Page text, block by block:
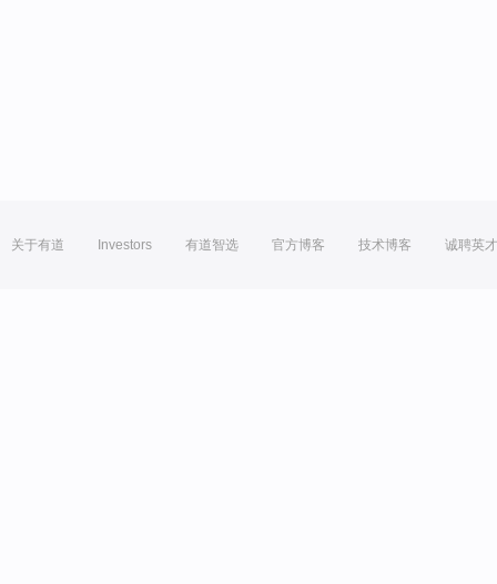
关于有道 Investors 有道智选 官方博客 技术博客 诚聘英才